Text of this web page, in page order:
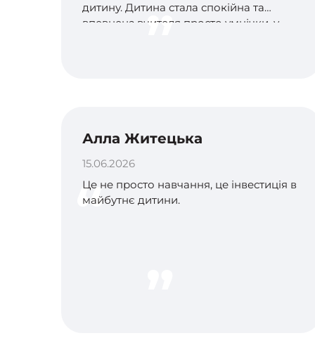
дитину. Дитина стала спокійна та
впевнена,вчителя просто умнічки, у
команді.
Алла Житецька
15.06.2026
Це не просто навчання, це інвестиція в
майбутнє дитини.